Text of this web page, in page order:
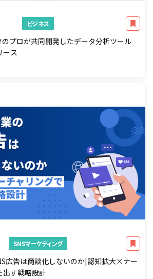
ビジネス
プロが共同開発したデータ分析ツール
ース
SNSマーケティング
広告は商談化しないのか|認知拡大×ナー
出す戦略設計